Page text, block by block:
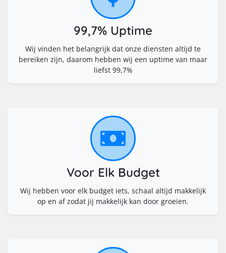
99,7% Uptime
Wij vinden het belangrijk dat onze diensten altijd te
bereiken zijn, daarom hebben wij een uptime van maar
liefst 99,7%
Voor Elk Budget
Wij hebben voor elk budget iets, schaal altijd makkelijk
op en af zodat jij makkelijk kan door groeien.